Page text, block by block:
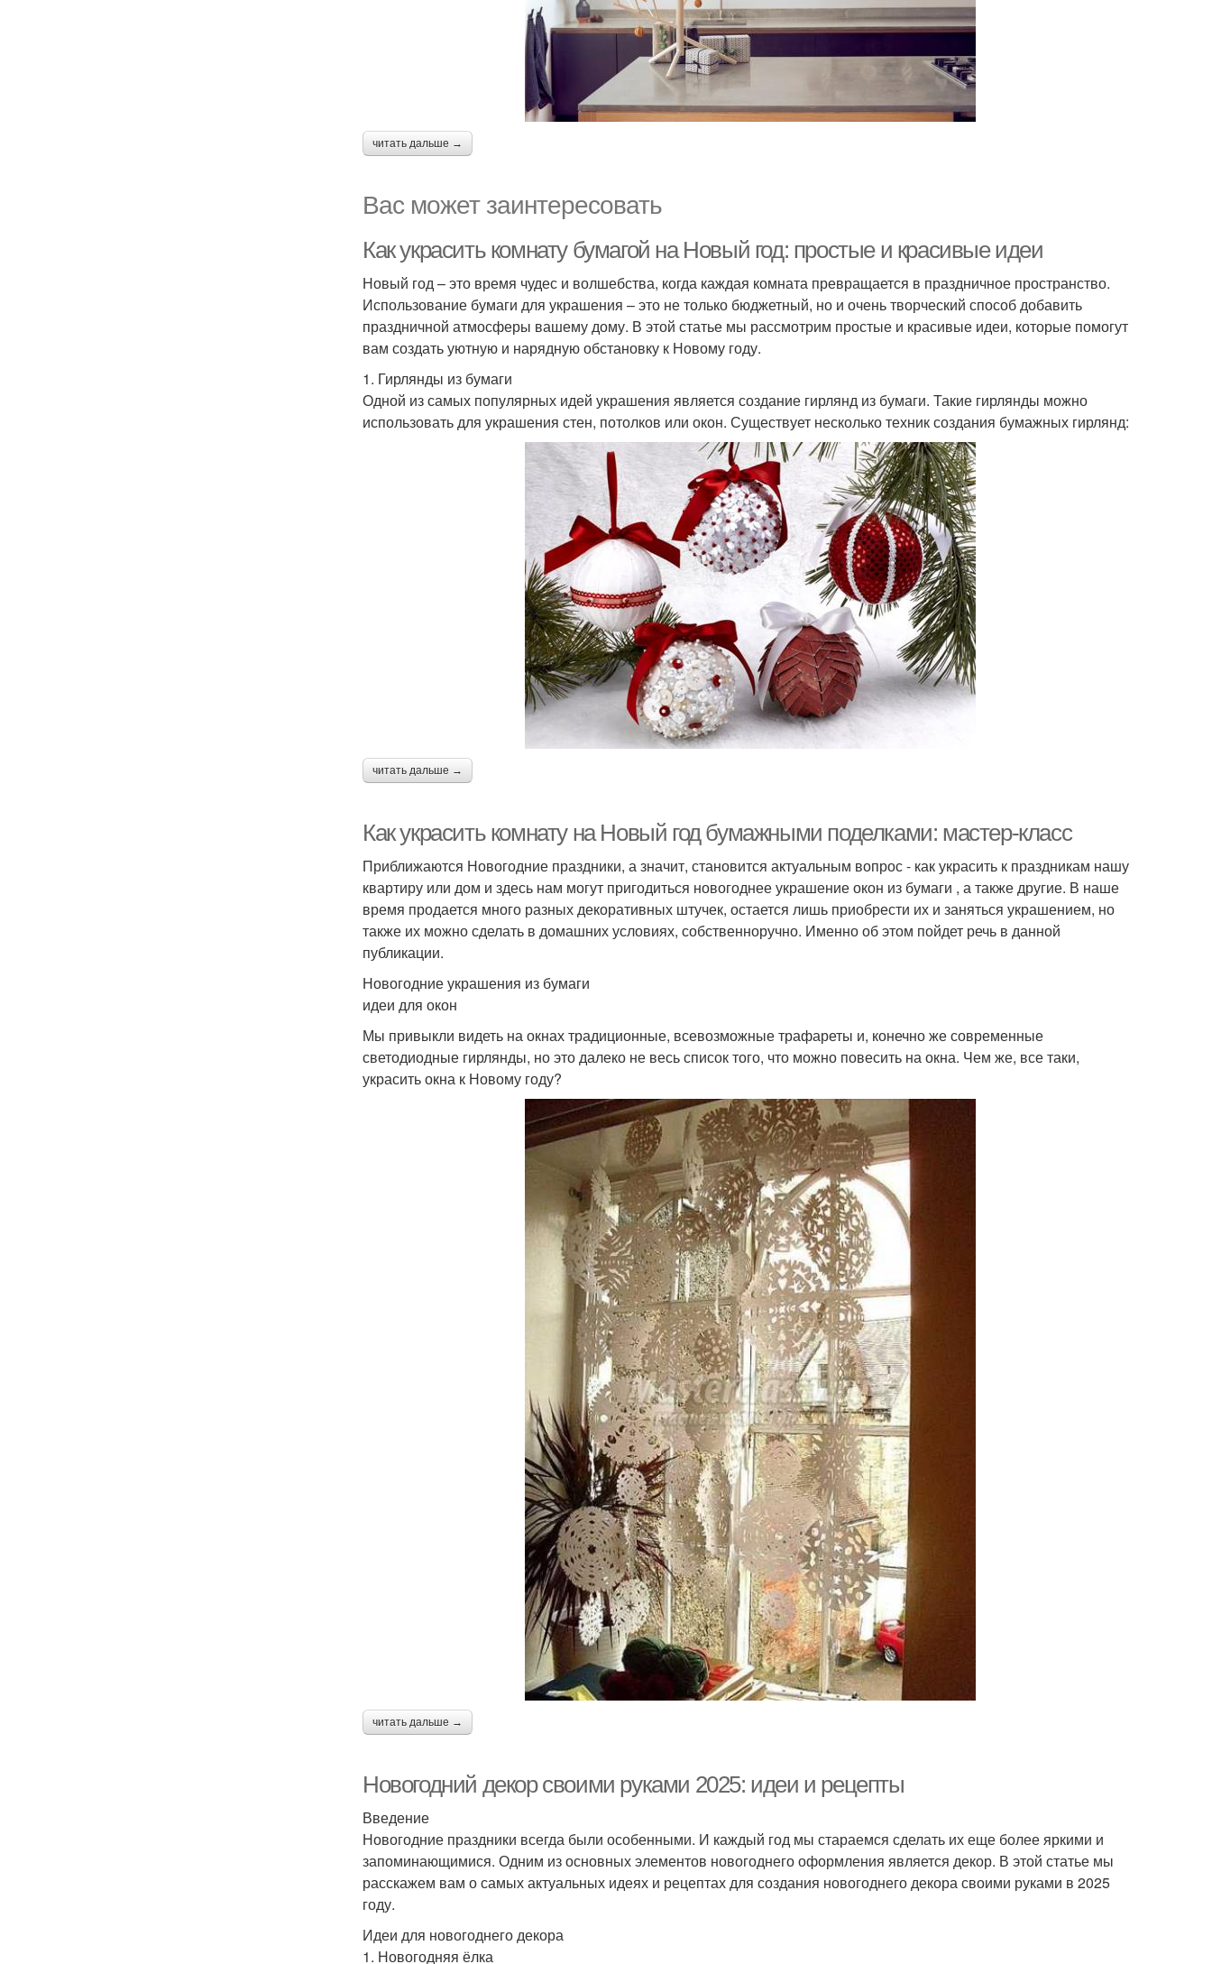
читать дальше →
Вас может заинтересовать
Как украсить комнату бумагой на Новый год: простые и красивые идеи
Новый год – это время чудес и волшебства, когда каждая комната превращается в праздничное пространство.
Использование бумаги для украшения – это не только бюджетный, но и очень творческий способ добавить
праздничной атмосферы вашему дому. В этой статье мы рассмотрим простые и красивые идеи, которые помогут
вам создать уютную и нарядную обстановку к Новому году.
1. Гирлянды из бумаги
Одной из самых популярных идей украшения является создание гирлянд из бумаги. Такие гирлянды можно
использовать для украшения стен, потолков или окон. Существует несколько техник создания бумажных гирлянд:
читать дальше →
Как украсить комнату на Новый год бумажными поделками: мастер-класс
Приближаются Новогодние праздники, а значит, становится актуальным вопрос - как украсить к праздникам нашу
квартиру или дом и здесь нам могут пригодиться новогоднее украшение окон из бумаги , а также другие. В наше
время продается много разных декоративных штучек, остается лишь приобрести их и заняться украшением, но
также их можно сделать в домашних условиях, собственноручно. Именно об этом пойдет речь в данной
публикации.
Новогодние украшения из бумаги
идеи для окон
Мы привыкли видеть на окнах традиционные, всевозможные трафареты и, конечно же современные
светодиодные гирлянды, но это далеко не весь список того, что можно повесить на окна. Чем же, все таки,
украсить окна к Новому году?
читать дальше →
Новогодний декор своими руками 2025: идеи и рецепты
Введение
Новогодние праздники всегда были особенными. И каждый год мы стараемся сделать их еще более яркими и
запоминающимися. Одним из основных элементов новогоднего оформления является декор. В этой статье мы
расскажем вам о самых актуальных идеях и рецептах для создания новогоднего декора своими руками в 2025
году.
Идеи для новогоднего декора
1. Новогодняя ёлка